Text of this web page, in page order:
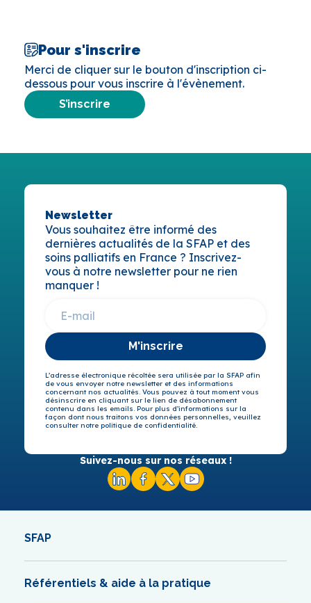
Pour s'inscrire
Merci de cliquer sur le bouton d'inscription ci-
dessous pour vous inscrire à l'évènement.
S’inscrire
Newsletter
Vous souhaitez être informé des
dernières actualités de la SFAP et des
soins palliatifs en France ? Inscrivez-
vous à notre newsletter pour ne rien
manquer !
M'inscrire
L’adresse électronique récoltée sera utilisée par la SFAP afin
de vous envoyer notre newsletter et des informations
concernant nos actualités. Vous pouvez à tout moment vous
désinscrire en cliquant sur le lien de désabonnement
contenu dans les emails. Pour plus d’informations sur la
façon dont nous traitons vos données personnelles, veuillez
consulter notre politique de confidentialité.
Suivez-nous sur nos réseaux !
SFAP
Référentiels & aide à la pratique